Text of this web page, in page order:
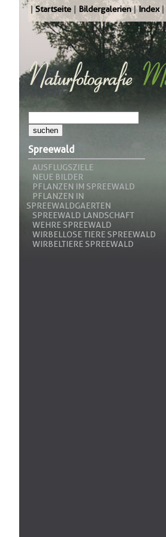
Startseite Bildergalerien Index
Spreewald
AUSFLUGSZIELE
NEUE BILDER
PFLANZEN IM SPREEWALD
PFLANZEN IN
SPREEWALDGAERTEN
SPREEWALD LANDSCHAFT
WEHRE SPREEWALD
WIRBELLOSE TIERE SPREEWALD
WIRBELTIERE SPREEWALD